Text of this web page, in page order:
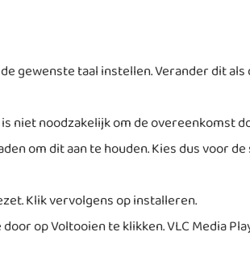
gewenste taal instellen. Verander dit
niet noodzakelijk om de overeenkomst
om dit aan te houden. Kies dus voor
Klik vervolgens op installeren.
op Voltooien te klikken. VLC Media